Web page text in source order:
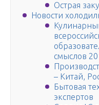
Острая
Новости
смыслов
– Китай,
Бытовая
экспертов